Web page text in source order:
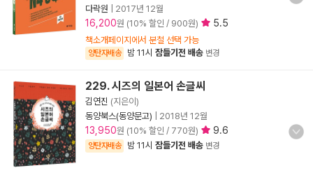
다락원
2017년 12월
16,200원 (10% 할인 / 900원) 5.5
책소개페이지에서 분철 선택 가능
양탄자배송 밤 11시 잠들기전 배송 변경
229. 시즈의 일본어 손글씨
김연진 (지은이)
동양북스(동양문고)
2018년 12월
13,950원 (10% 할인 / 770원) 9.6
양탄자배송 밤 11시 잠들기전 배송 변경